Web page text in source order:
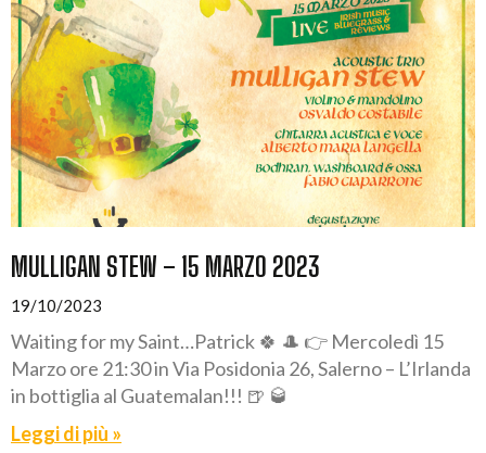
MULLIGAN STEW – 15 MARZO 2023
19/10/2023
Waiting for my Saint…Patrick 🍀 🎩 👉 Mercoledì 15
Marzo ore 21:30 in Via Posidonia 26, Salerno – L’Irlanda
in bottiglia al Guatemalan!!! 🍺 🥃
Leggi di più »